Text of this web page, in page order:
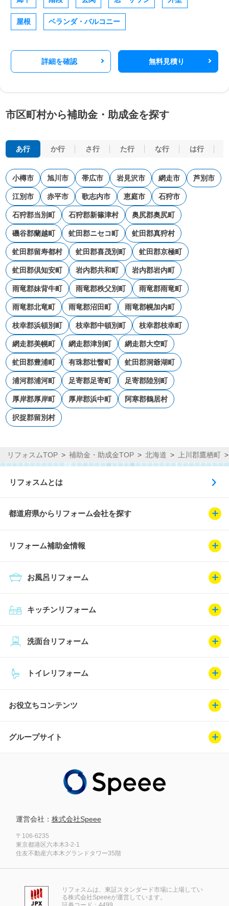
屋根 ベランダ・バルコニー
詳細を確認 無料見積り
市区町村から補助金・助成金を探す
あ行 か行 さ行 た行 な行 は行
小樽市 旭川市 帯広市 岩見沢市 網走市 芦別市
江別市 赤平市 歌志内市 恵庭市 石狩市
石狩郡当別町 石狩郡新篠津村 奥尻郡奥尻町
磯谷郡蘭越町 虻田郡ニセコ町 虻田郡真狩村
虻田郡留寿都村 虻田郡喜茂別町 虻田郡京極町
虻田郡倶知安町 岩内郡共和町 岩内郡岩内町
雨竜郡妹背牛町 雨竜郡秩父別町 雨竜郡雨竜町
雨竜郡北竜町 雨竜郡沼田町 雨竜郡幌加内町
枝幸郡浜頓別町 枝幸郡中頓別町 枝幸郡枝幸町
網走郡美幌町 網走郡津別町 網走郡大空町
虻田郡豊浦町 有珠郡壮瞥町 虻田郡洞爺湖町
浦河郡浦河町 足寄郡足寄町 足寄郡陸別町
厚岸郡厚岸町 厚岸郡浜中町 阿寒郡鶴居村
択捉郡留別村
リフォスムTOP 補助金・助成金TOP 北海道 上川郡鷹栖町
リフォスムとは
都道府県からリフォーム会社を探す
リフォーム補助金情報
キッチンリフォーム
お風呂リフォーム
トイレリフォーム
洗面台リフォーム
お役立ちコンテンツ
グループサイト
運営会社： 株式会社Speee
〒106-6235
東京都港区六本木3-2-1
住友不動産六本木グランドタワー35階
リフォスムは、東証スタンダード市場に上場してい
る株式会社Speeeが運営しています。